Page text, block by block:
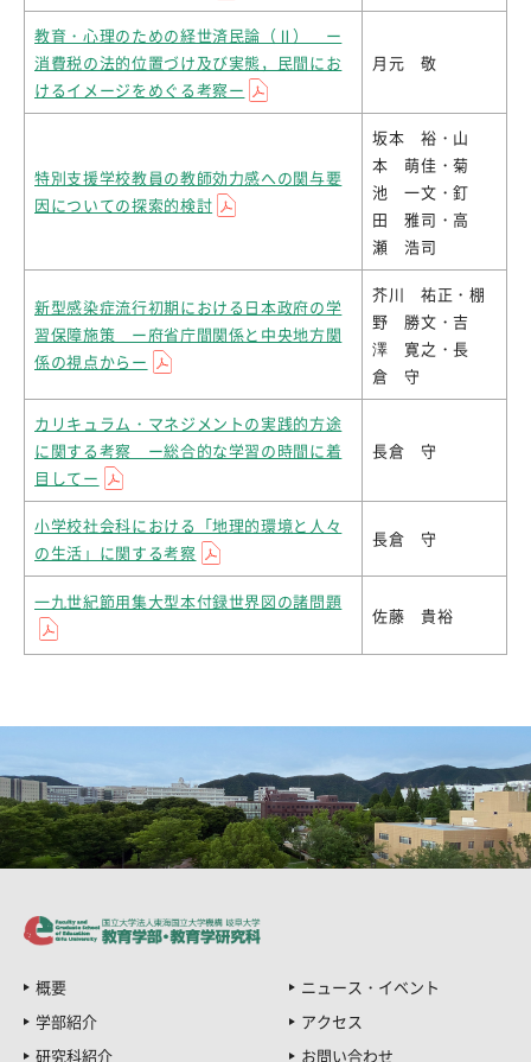
教育・心理のための経世済民論（Ⅱ） ー
消費税の法的位置づけ及び実態，民間にお
けるイメージをめぐる考察ー
月元 敬
特別支援学校教員の教師効力感への関与要
因についての探索的検討
坂本 裕・山
本 萌佳・菊
池 一文・釘
田 雅司・高
瀬 浩司
新型感染症流行初期における日本政府の学
習保障施策 ー府省庁間関係と中央地方関
係の視点からー
芥川 祐正・棚
野 勝文・吉
澤 寛之・長
倉 守
カリキュラム・マネジメントの実践的方途
に関する考察 ー総合的な学習の時間に着
目してー
長倉 守
小学校社会科における「地理的環境と人々
の生活」に関する考察
長倉 守
一九世紀節用集大型本付録世界図の諸問題
佐藤 貴裕
概要
学部紹介
研究科紹介
ニュース・イベント
アクセス
お問い合わせ